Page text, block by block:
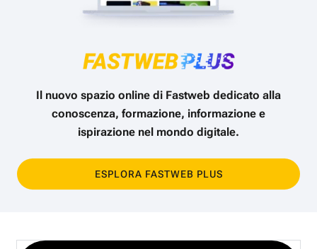
Il nuovo spazio online di Fastweb dedicato alla
conoscenza, formazione, informazione e
ispirazione nel mondo digitale.
ESPLORA FASTWEB PLUS